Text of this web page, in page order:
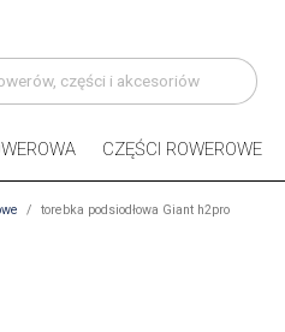
CZĘŚCI ROWEROWE
torebka podsiodłowa Giant h2pro